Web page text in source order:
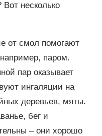
несколько
от смол помогают
паром.
пар оказывает
ингаляции на
деревьев, мяты.
бег и
– они хорошо